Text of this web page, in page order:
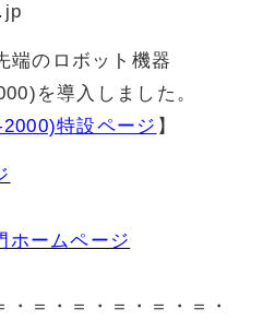
端のロボット機器
を導入しました。
特設ページ 】
ホームページ
＝・＝・＝・＝・＝・